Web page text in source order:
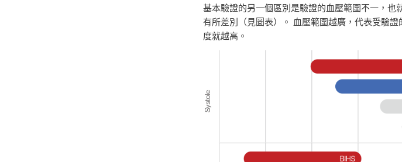
基本驗證的另一個區別是驗證的血壓範圍不一，
有所差別（見圖表）。 血壓範圍越廣，代表受驗
度就越高。